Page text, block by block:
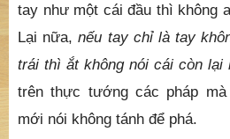
tay như một cái đầu thì không
Lại nữa,nếu tay chỉ là tay
trái thì ắt không nói cái còn lại
trên thực tướng các pháp
mới nói không tánh để phá.